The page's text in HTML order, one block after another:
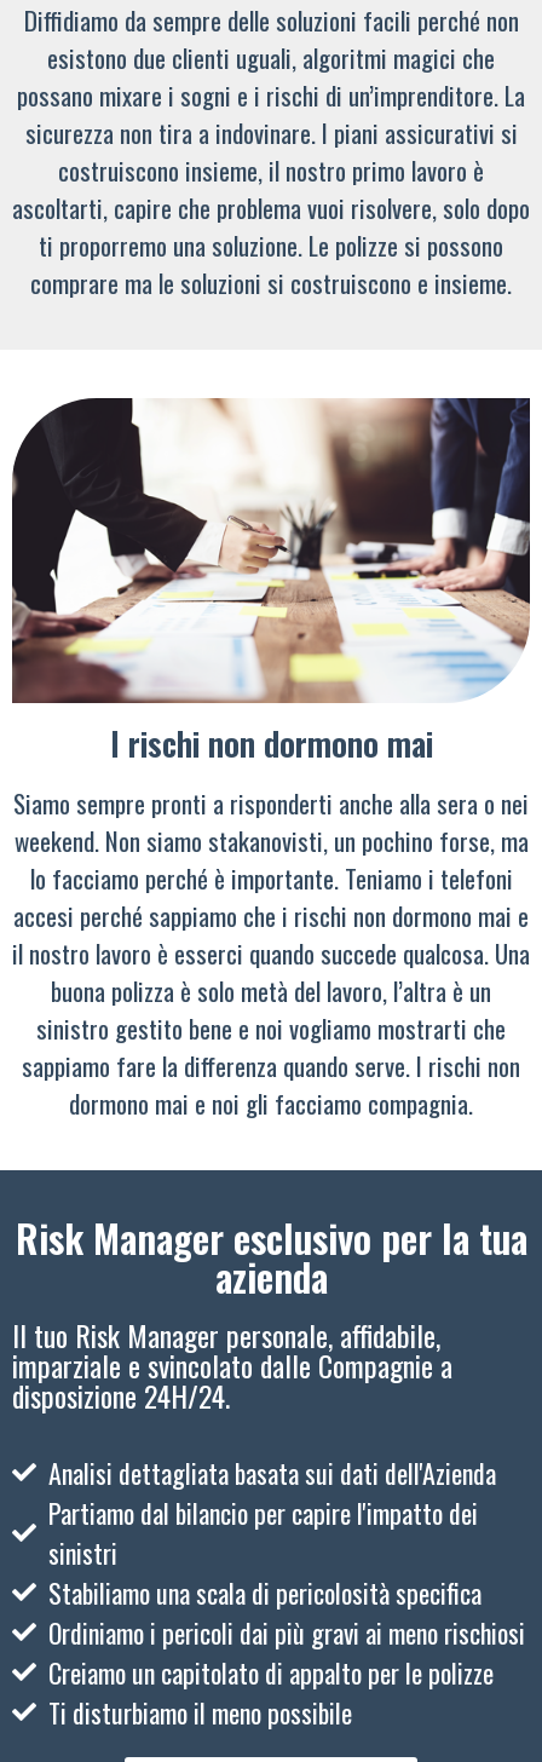
Diffidiamo da sempre delle soluzioni facili perché non
esistono due clienti uguali, algoritmi magici che
possano mixare i sogni e i rischi di un’imprenditore. La
sicurezza non tira a indovinare. I piani assicurativi si
costruiscono insieme, il nostro primo lavoro è
ascoltarti, capire che problema vuoi risolvere, solo dopo
ti proporremo una soluzione. Le polizze si possono
comprare ma le soluzioni si costruiscono e insieme.
I rischi non dormono mai
Siamo sempre pronti a risponderti anche alla sera o nei
weekend. Non siamo stakanovisti, un pochino forse, ma
lo facciamo perché è importante. Teniamo i telefoni
accesi perché sappiamo che i rischi non dormono mai e
il nostro lavoro è esserci quando succede qualcosa. Una
buona polizza è solo metà del lavoro, l’altra è un
sinistro gestito bene e noi vogliamo mostrarti che
sappiamo fare la differenza quando serve. I rischi non
dormono mai e noi gli facciamo compagnia.
Risk Manager esclusivo per la tua
azienda
Il tuo Risk Manager personale, affidabile,
imparziale e svincolato dalle Compagnie a
disposizione 24H/24.
Analisi dettagliata basata sui dati dell'Azienda
Partiamo dal bilancio per capire l'impatto dei
sinistri
Stabiliamo una scala di pericolosità specifica
Ordiniamo i pericoli dai più gravi ai meno rischiosi
Creiamo un capitolato di appalto per le polizze
Ti disturbiamo il meno possibile